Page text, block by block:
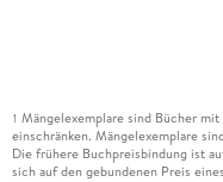
1 Mängelexemplare sind Bücher
einschränken. Mängelexemplare
Die frühere Buchpreisbindung ist
sich auf den gebundenen Preis